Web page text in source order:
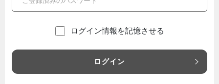
ログイン情報を記憶させる
ログイン